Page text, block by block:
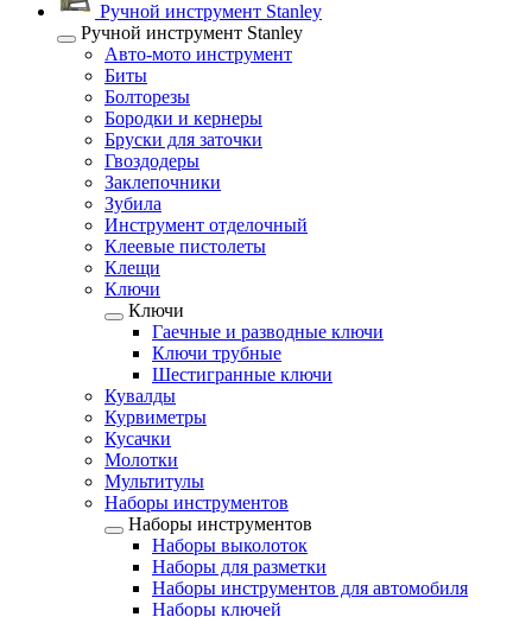
Ручной инструмент Stanley
Ручной инструмент Stanley
Авто-мото инструмент
Биты
Болторезы
Бородки и кернеры
Бруски для заточки
Гвоздодеры
Заклепочники
Зубила
Инструмент отделочный
Клеевые пистолеты
Клещи
Ключи
Ключи
Гаечные и разводные ключи
Ключи трубные
Шестигранные ключи
Кувалды
Курвиметры
Кусачки
Молотки
Мультитулы
Наборы инструментов
Наборы инструментов
Наборы выколоток
Наборы для разметки
Наборы инструментов для автомобиля
Наборы ключей